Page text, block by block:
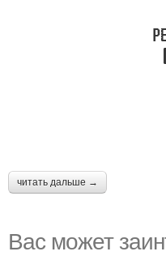
читать дальше →
Вас может